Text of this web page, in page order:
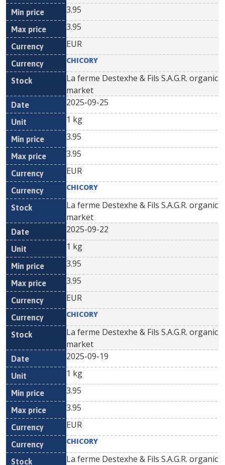
3.95
3.95
EUR
CHICORY
La ferme Destexhe & Fils S.A.G.R. organic
market
2025-09-25
1 kg
3.95
3.95
EUR
CHICORY
La ferme Destexhe & Fils S.A.G.R. organic
market
2025-09-22
1 kg
3.95
3.95
EUR
CHICORY
La ferme Destexhe & Fils S.A.G.R. organic
market
2025-09-19
1 kg
3.95
3.95
EUR
CHICORY
La ferme Destexhe & Fils S.A.G.R. organic